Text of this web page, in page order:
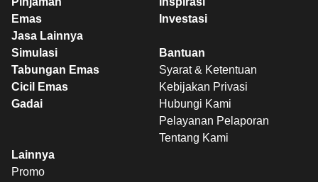
Emas
Jasa Lainnya
Investasi
Simulasi
Tabungan Emas
Cicil Emas
Gadai
Bantuan
Syarat & Ketentuan
Kebijakan Privasi
Hubungi Kami
Pelayanan Pelaporan
Tentang Kami
Lainnya
Promo